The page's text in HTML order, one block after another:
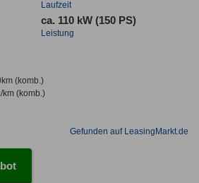
Laufzeit
ca. 110 kW (150 PS)
Leistung
(komb.)
km(komb.)
Gefunden auf LeasingMarkt.de